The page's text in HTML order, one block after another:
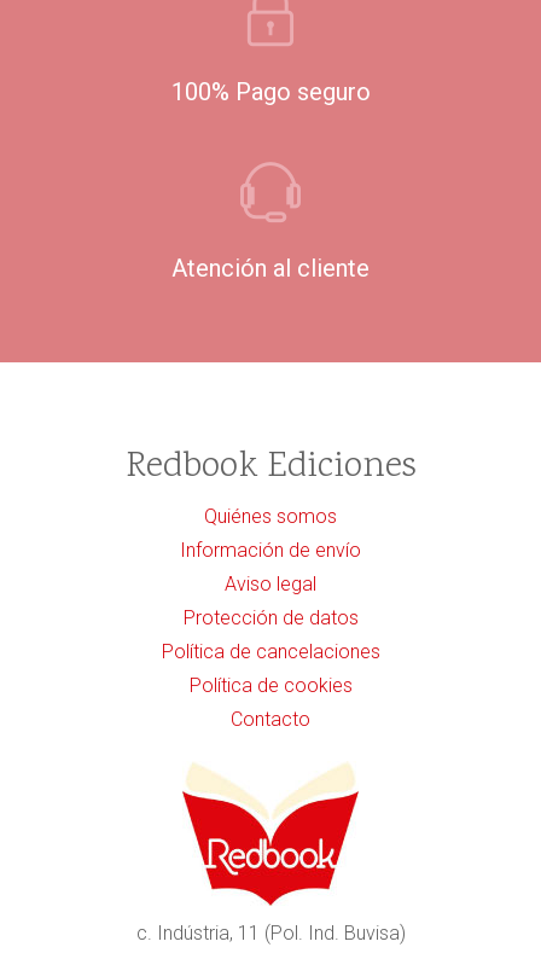
100% Pago seguro
Atención al cliente
Redbook Ediciones
Quiénes somos
Información de envío
Aviso legal
Protección de datos
Política de cancelaciones
Política de cookies
Contacto
c. Indústria, 11 (Pol. Ind. Buvisa)